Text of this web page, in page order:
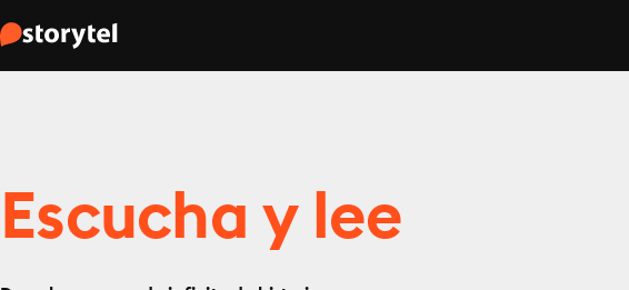
Escucha y lee